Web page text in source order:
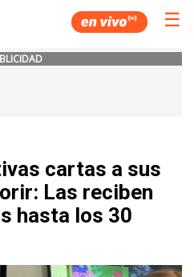
☰
cartas a sus
Las reciben
hasta los 30